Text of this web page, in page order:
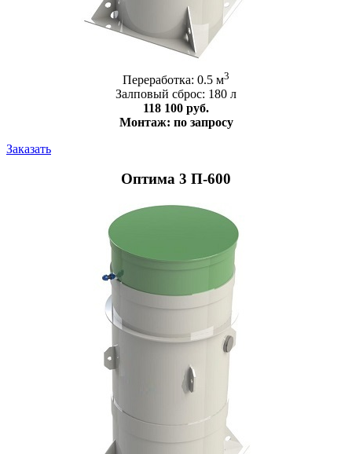
Переработка: 0.5 м3
Залповый сброс: 180 л
118 100 руб.
Монтаж: по запросу
Заказать
Оптима 3 П-600